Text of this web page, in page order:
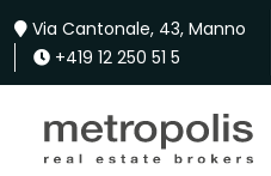
Via Cantonale, 43, Manno
+419 12 250 51 5